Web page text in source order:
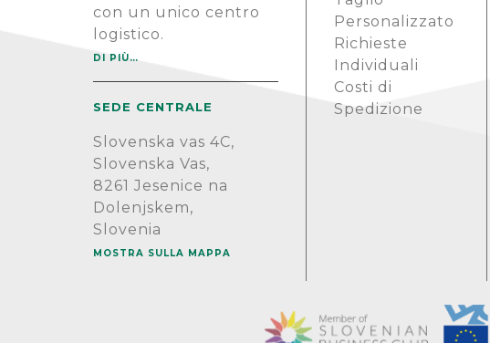
con un unico centro
logistico.
DI PIÙ…
SEDE CENTRALE
Slovenska vas 4C,
Slovenska Vas,
8261 Jesenice na
Dolenjskem,
Slovenia
MOSTRA SULLA MAPPA
Personalizzato
Richieste
Individuali
Costi di
Spedizione